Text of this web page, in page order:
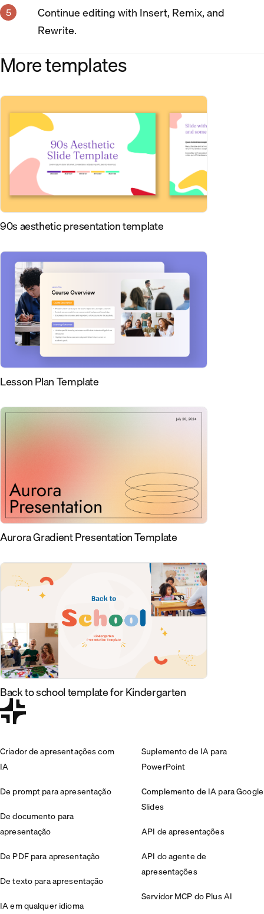
Continue editing with Insert, Remix, and
Rewrite.
More templates
90s aesthetic presentation template
Lesson Plan Template
Aurora Gradient Presentation Template
Back to school template for Kindergarten
Criador de apresentações com
IA
De prompt para apresentação
De documento para
apresentação
De PDF para apresentação
De texto para apresentação
IA em qualquer idioma
Suplemento de IA para
PowerPoint
Complemento de IA para Google
Slides
API de apresentações
API do agente de
apresentações
Servidor MCP do Plus AI